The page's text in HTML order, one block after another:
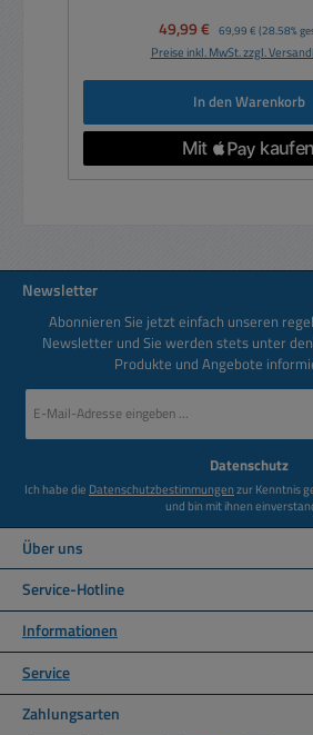
Verkaufspreis:
49,99 € Regulärer Preis:
69,99 € (28.58%
Preise inkl. MwSt. zzgl.
In den Warenkorb
Newsletter
Abonnieren Sie jetzt einfach unseren
Newsletter und Sie werden stets unter
Produkte und Angebote
Mail-
Datenschutz
Ich habe die Datenschutzbestimmungenzur Kenntnis
und bin mit ihnen
Über uns
Service-Hotline
Informationen
Service
Zahlungsarten